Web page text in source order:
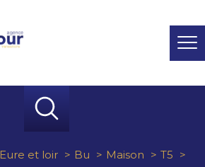
Eure et loir Bu Maison
T5